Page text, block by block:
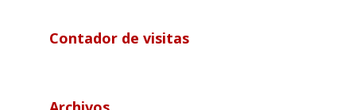
Contador de visitas